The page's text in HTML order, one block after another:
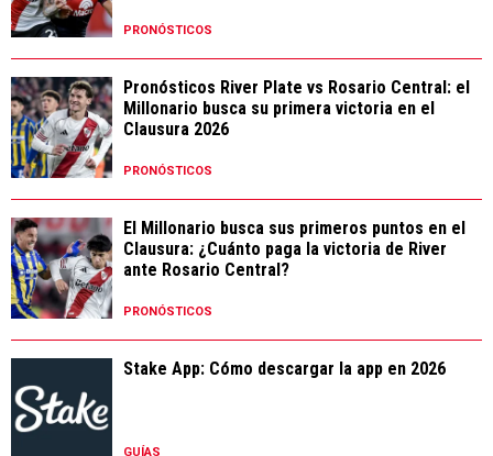
PRONÓSTICOS
Pronósticos River Plate vs Rosario Central: el
Millonario busca su primera victoria en el
Clausura 2026
PRONÓSTICOS
El Millonario busca sus primeros puntos en el
Clausura: ¿Cuánto paga la victoria de River
ante Rosario Central?
PRONÓSTICOS
Stake App: Cómo descargar la app en 2026
GUÍAS